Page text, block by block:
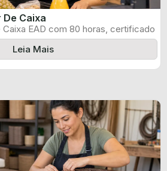
Caixa
EAD com 80 horas, certificado
...
Leia Mais